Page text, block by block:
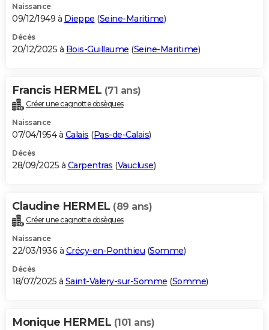
Naissance
09/12/1949 à Dieppe (Seine-Maritime)
Décès
20/12/2025 à Bois-Guillaume (Seine-Maritime)
Francis HERMEL (71 ans)
Créer une cagnotte obsèques
Naissance
07/04/1954 à Calais (Pas-de-Calais)
Décès
28/09/2025 à Carpentras (Vaucluse)
Claudine HERMEL (89 ans)
Créer une cagnotte obsèques
Naissance
22/03/1936 à Crécy-en-Ponthieu (Somme)
Décès
18/07/2025 à Saint-Valery-sur-Somme (Somme)
Monique HERMEL (101 ans)